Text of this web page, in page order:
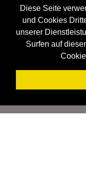
Diese Seite
und Cookies
unserer
Surfen auf
Tel. 0345-13 53 08 00
UNSERE